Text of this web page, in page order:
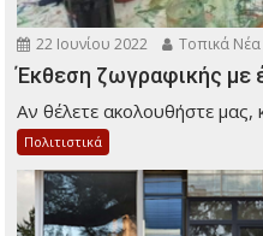
22 Ιουνίου 2022 Τοπικά Νέα
Έκθεση ζωγραφικής με
Αν θέλετε ακολουθήστε μας,
Πολιτιστικά